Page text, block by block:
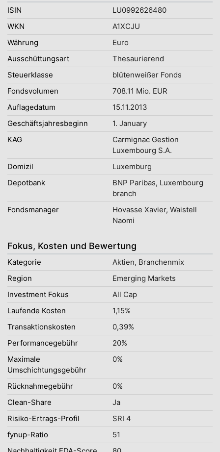
ISIN
LU0992626480
WKN
A1XCJU
Währung
Euro
Ausschüttungsart
Thesaurierend
Steuerklasse
blütenweißer Fonds
Fondsvolumen
708.11 Mio. EUR
Auflagedatum
15.11.2013
Geschäftsjahresbeginn
1. January
KAG
Carmignac Gestion
Luxembourg S.A.
Domizil
Luxemburg
Depotbank
BNP Paribas, Luxembourg
branch
Fondsmanager
Hovasse Xavier, Waistell
Naomi
Fokus, Kosten und Bewertung
Kategorie
Aktien, Branchenmix
Region
Emerging Markets
Investment Fokus
All Cap
Laufende Kosten
1,15%
Transaktionskosten
0,39%
Performancegebühr
20%
Maximale
Umschichtungsgebühr
0%
Rücknahmegebühr
0%
Clean-Share
Ja
Risiko-Ertrags-Profil
SRI 4
fynup-Ratio
51